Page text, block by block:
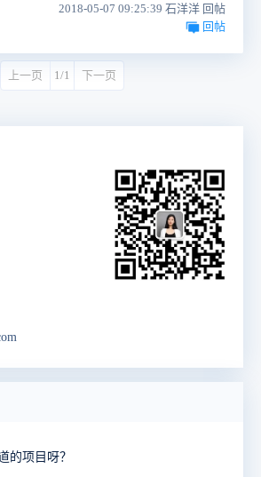
2018-05-07 09:25:39 石洋洋 回帖
回帖
上一页 1/1 下一页
的项目呀？